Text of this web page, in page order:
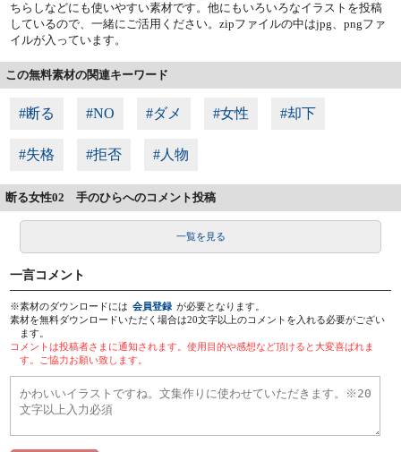
ちらしなどにも使いやすい素材です。他にもいろいろなイラストを投稿
しているので、一緒にご活用ください。zipファイルの中はjpg、pngファ
イルが入っています。
この無料素材の関連キーワード
#断る #NO #ダメ #女性 #却下
#失格 #拒否 #人物
断る女性02 手のひらへのコメント投稿
一覧を見る
一言コメント
※素材のダウンロードには 会員登録 が必要となります。
素材を無料ダウンロードいただく場合は20文字以上のコメントを入れる必要がござい
ます。
コメントは投稿者さまに通知されます。使用目的や感想など頂けると大変喜ばれま
す。ご協力お願い致します。